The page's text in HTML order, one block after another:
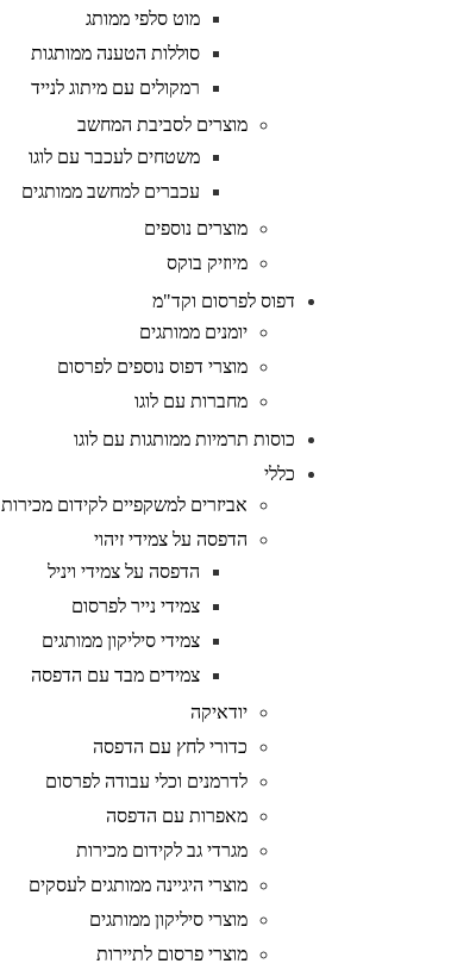
מוט סלפי ממותג
סוללות הטענה ממותגות
רמקולים עם מיתוג לנייד
מוצרים לסביבת המחשב
משטחים לעכבר עם לוגו
עכברים למחשב ממותגים
מוצרים נוספים
מיוזיק בוקס
דפוס לפרסום וקד"מ
יומנים ממותגים
מוצרי דפוס נוספים לפרסום
מחברות עם לוגו
כוסות תרמיות ממותגות עם לוגו
כללי
אביזרים למשקפיים לקידום מכירות
הדפסה על צמידי זיהוי
הדפסה על צמידי ויניל
צמידי נייר לפרסום
צמידי סיליקון ממותגים
צמידים מבד עם הדפסה
יודאיקה
כדורי לחץ עם הדפסה
לדרמנים וכלי עבודה לפרסום
מאפרות עם הדפסה
מגרדי גב לקידום מכירות
מוצרי היגיינה ממותגים לעסקים
מוצרי סיליקון ממותגים
מוצרי פרסום לתיירות